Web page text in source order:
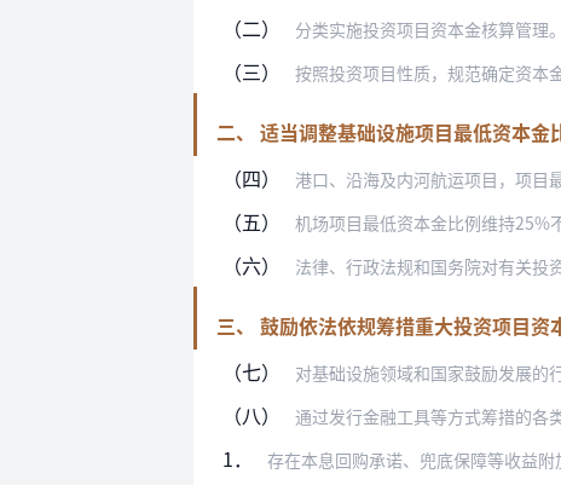
（二） 分类实施投资项目资本金核算管理。设立独
（三） 按照投资项目性质，规范确定资本金比例。
二、 适当调整基础设施项目最低资本金
（四）
港口、沿海及内河航运项目，项目
（五） 机场项目最低资本金比例维持25%不变，
（六） 法律、行政法规和国务院对有关投
三、 鼓励依法依规筹措重大投资项目资
（七）
对基础设施领域和国家鼓励发展的
（八） 通过发行金融工具等方式筹措的各类资金
1． 存在本息回购承诺、兜底保障等收益附